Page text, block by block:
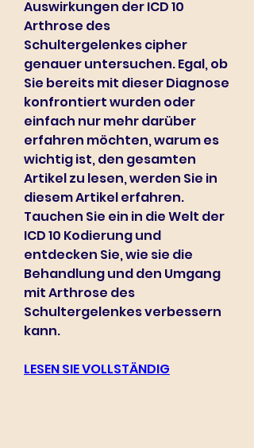
Auswirkungen der ICD 10
Arthrose des
Schultergelenkes cipher
genauer untersuchen. Egal, ob
Sie bereits mit dieser Diagnose
konfrontiert wurden oder
einfach nur mehr darüber
erfahren möchten, warum es
wichtig ist, den gesamten
Artikel zu lesen, werden Sie in
diesem Artikel erfahren.
Tauchen Sie ein in die Welt der
ICD 10 Kodierung und
entdecken Sie, wie sie die
Behandlung und den Umgang
mit Arthrose des
Schultergelenkes verbessern
kann.
LESEN SIE VOLLSTÄNDIG